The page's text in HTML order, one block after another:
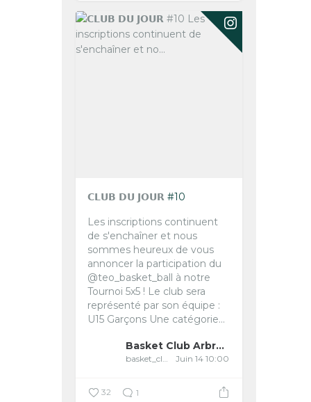
𝗖𝗟𝗨𝗕 𝗗𝗨 𝗝𝗢𝗨𝗥 #10
Les inscriptions continuent
de s'enchaîner et nous
sommes heureux de vous
annoncer la participation du
@teo_basket_ball à notre
Tournoi 5x5 ! Le club sera
représenté par son équipe :
U15 Garçons Une catégorie...
Basket Club Arbreslois
basket_club_arbreslois Juin 14 10:00
32 1